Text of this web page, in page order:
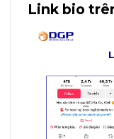
Link bio